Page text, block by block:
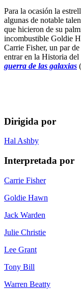
Para la ocasión la
algunas de notable
que hicieron de su
incombustible Goldie
Carrie Fisher, un par
entrar en la Historia
guerra de las galaxias
Dirigida por
Hal Ashby
Interpretada por
Carrie Fisher
Goldie Hawn
Jack Warden
Julie Christie
Lee Grant
Tony Bill
Warren Beatty